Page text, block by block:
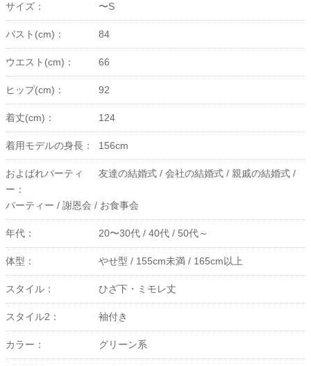
サイズ： 〜S
バスト(cm)： 84
ウエスト(cm)： 66
ヒップ(cm)： 92
着丈(cm)： 124
着用モデルの身長： 156cm
およばれパーティ
ー：
友達の結婚式 / 会社の結婚式 / 親戚の結婚式 /
パーティー / 謝恩会 / お食事会
年代： 20〜30代 / 40代 / 50代～
体型： やせ型 / 155cm未満 / 165cm以上
スタイル： ひざ下・ミモレ丈
スタイル2： 袖付き
カラー： グリーン系